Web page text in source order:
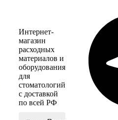
Интернет-
магазин
расходных
материалов и
оборудования
для
стоматологий
с доставкой
по всей РФ